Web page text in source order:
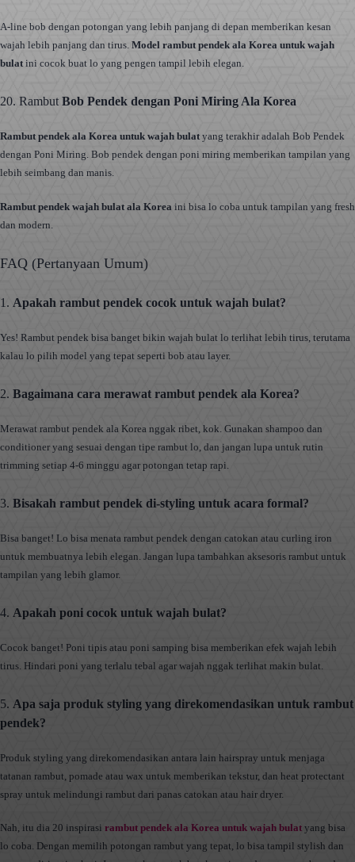
A-line bob dengan potongan yang lebih panjang di depan memberikan kesan
wajah lebih panjang dan tirus. Model rambut pendek ala Korea untuk wajah
bulatini cocok buat lo yang pengen tampil lebih elegan.
20. RambutBob Pendek dengan Poni Miring Ala Korea
Rambut pendek ala Korea untuk wajah bulat yang terakhir adalah Bob Pendek
dengan Poni Miring. Bob pendek dengan poni miring memberikan tampilan yang
lebih seimbang dan manis.
Rambut pendek wajah bulat ala Korea ini bisa lo coba untuk tampilan yang fresh
dan modern.
FAQ (Pertanyaan Umum)
1. Apakah rambut pendek cocok untuk wajah bulat?
Yes! Rambut pendek bisa banget bikin wajah bulat lo terlihat lebih tirus, terutama
kalau lo pilih model yang tepat seperti bob atau layer.
2. Bagaimana cara merawat rambut pendek ala Korea?
Merawat rambut pendek ala Korea nggak ribet, kok. Gunakan shampoo dan
conditioner yang sesuai dengan tipe rambut lo, dan jangan lupa untuk rutin
trimming setiap 4-6 minggu agar potongan tetap rapi.
3. Bisakah rambut pendek di-styling untuk acara formal?
Bisa banget! Lo bisa menata rambut pendek dengan catokan atau curling iron
untuk membuatnya lebih elegan. Jangan lupa tambahkan aksesoris rambut untuk
tampilan yang lebih glamor.
4. Apakah poni cocok untuk wajah bulat?
Cocok banget! Poni tipis atau poni samping bisa memberikan efek wajah lebih
tirus. Hindari poni yang terlalu tebal agar wajah nggak terlihat makin bulat.
5. Apa saja produk styling yang direkomendasikan untuk rambut
pendek?
Produk styling yang direkomendasikan antara lain hairspray untuk menjaga
tatanan rambut, pomade atau wax untuk memberikan tekstur, dan heat protectant
spray untuk melindungi rambut dari panas catokan atau hair dryer.
Nah, itu dia 20 inspirasi rambut pendek ala Korea untuk wajah bulat yang bisa
lo coba. Dengan memilih potongan rambut yang tepat, lo bisa tampil stylish dan